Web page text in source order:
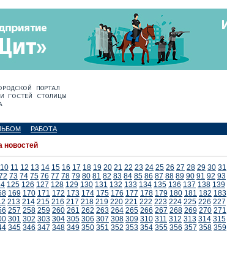
РАБОТА
новостей
10 11 12 13 14 15 16 17 18 19 20 21 22 23 24 25 26 27 28 29 30 31
73 74 75 76 77 78 79 80 81 82 83 84 85 86 87 88 89 90 91 92 93
125 126 127 128 129 130 131 132 133 134 135 136 137 138 139
169 170 171 172 173 174 175 176 177 178 179 180 181 182 183
213 214 215 216 217 218 219 220 221 222 223 224 225 226 227
257 258 259 260 261 262 263 264 265 266 267 268 269 270 271
301 302 303 304 305 306 307 308 309 310 311 312 313 314 315
345 346 347 348 349 350 351 352 353 354 355 356 357 358 359